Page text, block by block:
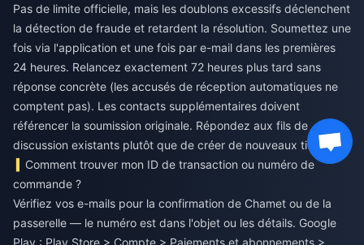
Pas de limite officielle, mais les doublons excessifs déclenchent
la détection de fraude et retardent la résolution. Soumettez une
fois via l'application et une fois par e-mail dans les premières
24 heures. Relancez exactement 72 heures plus tard sans
réponse concrète (les accusés de réception automatiques ne
comptent pas). Les contacts supplémentaires doivent
référencer la soumission originale. Répondez aux fils de
discussion existants plutôt que de créer de nouveaux tickets.
Comment trouver mon ID de transaction ou numéro de
commande ?
Vérifiez vos e-mails pour la confirmation de Chamet ou de la
passerelle — le numéro est dans l'objet ou les détails. Google
Play : Play Store > Compte > Paiements et abonnements >